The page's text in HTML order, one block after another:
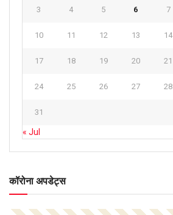
3 4 5 6 7
10 11 12 13 14
17 18 19 20 21
24 25 26 27 28
31
« Jul
कॉरोना अपडेट्स